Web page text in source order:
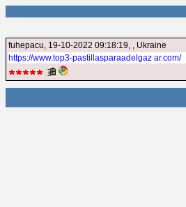
fuhepacu, 19-10-2022 09:18:19, , Ukraine
https://www.top3-pastillasparaadelgaz ar.com/